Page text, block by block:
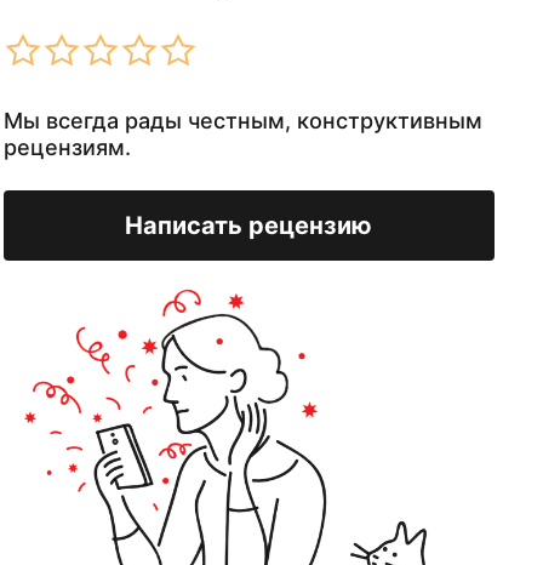
Мы всегда рады честным, конструктивным
рецензиям.
Написать рецензию